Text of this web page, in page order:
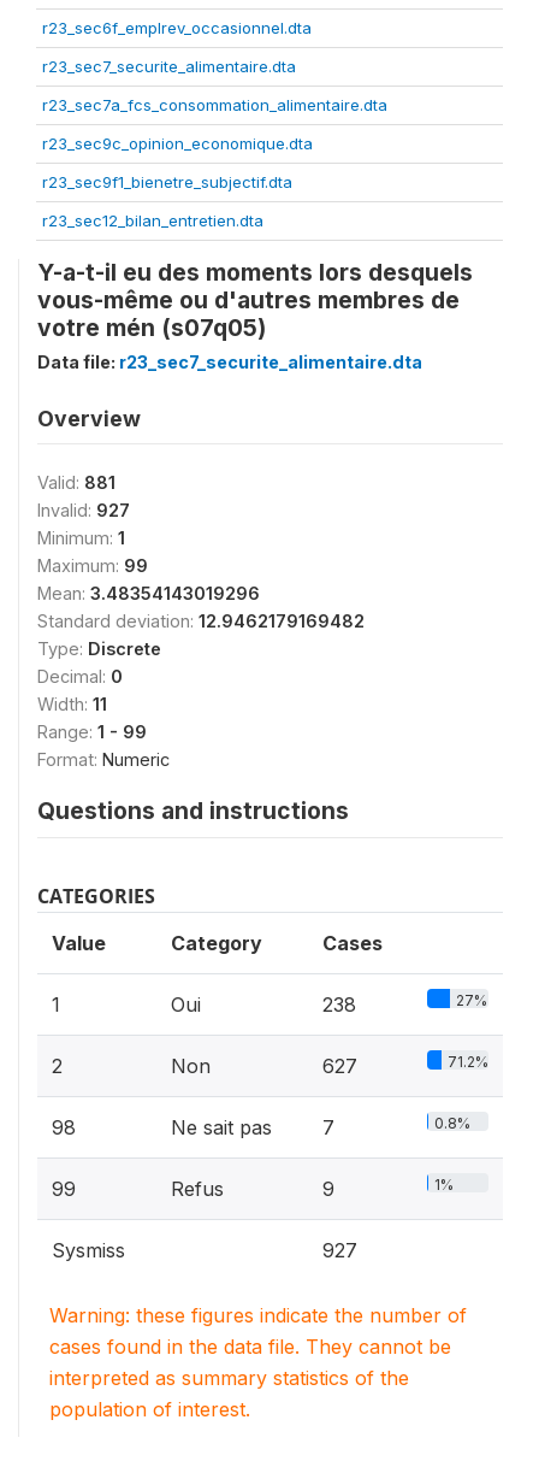
r23_sec6f_emplrev_occasionnel.dta
r23_sec7_securite_alimentaire.dta
r23_sec7a_fcs_consommation_alimentaire.dta
r23_sec9c_opinion_economique.dta
r23_sec9f1_bienetre_subjectif.dta
r23_sec12_bilan_entretien.dta
Y-a-t-il eu des moments lors desquels
vous-même ou d'autres membres de
votre mén (s07q05)
Data file: r23_sec7_securite_alimentaire.dta
Overview
Valid: 881
Invalid: 927
Minimum: 1
Maximum: 99
Mean: 3.48354143019296
Standard deviation: 12.9462179169482
Type: Discrete
Decimal: 0
Width: 11
Range: 1 - 99
Format: Numeric
Questions and instructions
CATEGORIES
Value Category Cases
1 Oui 238 27%
2 Non 627 71.2%
98 Ne sait pas 7 0.8%
99 Refus 9 1%
Sysmiss 927
Warning: these figures indicate the number of
cases found in the data file. They cannot be
interpreted as summary statistics of the
population of interest.